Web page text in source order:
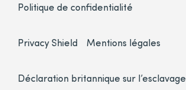
Politique de confidentialité
Privacy Shield Mentions légales
Déclaration britannique sur l’esclavage